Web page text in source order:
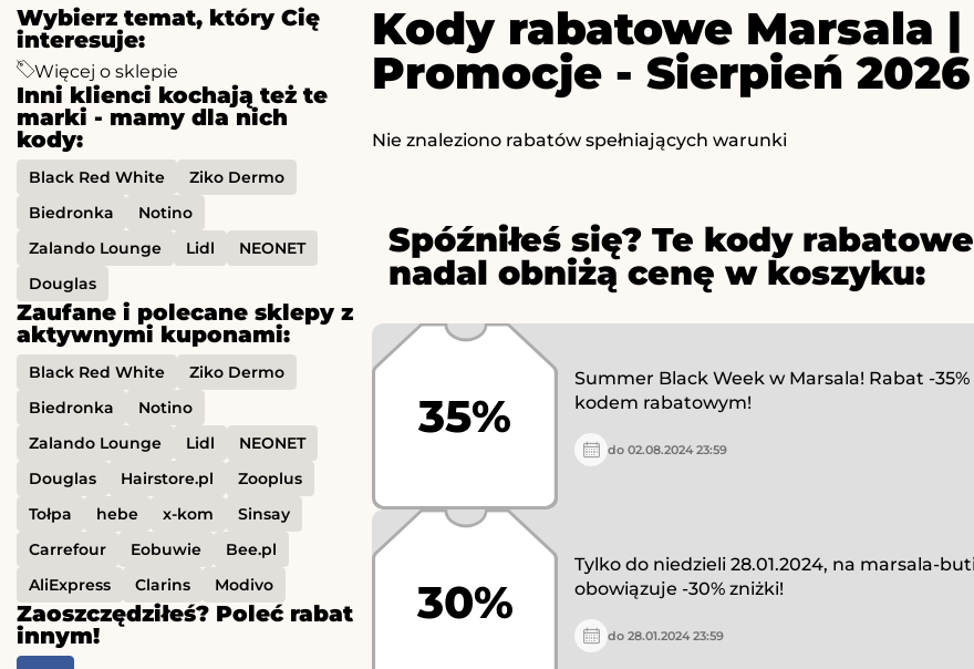
Wybierz temat, który Cię
interesuje:
Więcej o sklepie
Inni klienci kochają też te
marki - mamy dla nich
kody:
Black Red White
Ziko Dermo
Biedronka
Notino
Zalando Lounge
Lidl
NEONET
Douglas
Zaufane i polecane sklepy z
aktywnymi kuponami:
Black Red White
Ziko Dermo
Biedronka
Notino
Zalando Lounge
Lidl
NEONET
Douglas
Hairstore.pl
Zooplus
Tołpa
hebe x-kom
Sinsay
Carrefour
Eobuwie
Bee.pl
AliExpress
Clarins Modivo
Zaoszczędziłeś? Poleć rabat
innym!
Kody rabatowe Marsala
Promocje - Sierpień 2026
Nie znaleziono rabatów spełniających warunki
Spóźniłeś się? Te kody
nadal obniżą cenę w koszyku:
35%
Summer Black Week w Marsala! Rabat -
kodem rabatowym!
do 02.08.2024 23:59
30%
Tylko do niedzieli 28.01.2024, na marsala-
obowiązuje -30% zniżki!
do 28.01.2024 23:59